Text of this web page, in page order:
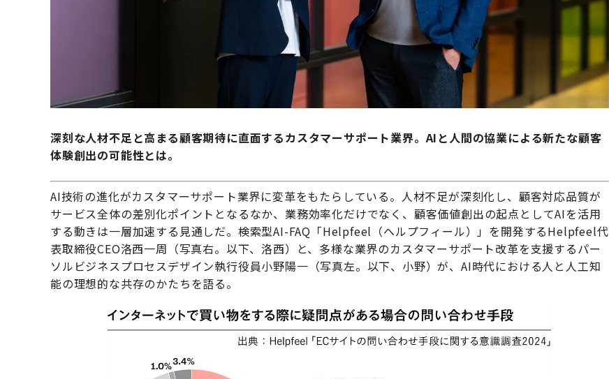
深刻な人材不足と高まる顧客期待に直面するカスタマーサポート業界。AIと人間の協業による新たな顧客
体験創出の可能性とは。
AI技術の進化がカスタマーサポート業界に変革をもたらしている。人材不足が深刻化し、顧客対応品質が
サービス全体の差別化ポイントとなるなか、業務効率化だけでなく、顧客価値創出の起点としてAIを活用
する動きは一層加速する見通しだ。検索型AI-FAQ「Helpfeel（ヘルプフィール）」を開発するHelpfeel代
表取締役CEO洛西一周（写真右。以下、洛西）と、多様な業界のカスタマーサポート改革を支援するパー
ソルビジネスプロセスデザイン執行役員小野陽一（写真左。以下、小野）が、AI時代における人と人工知
能の理想的な共存のかたちを語る。